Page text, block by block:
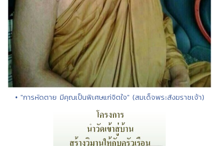
• "การหัดตาย มีคุณเป็นพิเศษแก่จิตใจ" (สมเด็จพระสังฆราชเจ้า)